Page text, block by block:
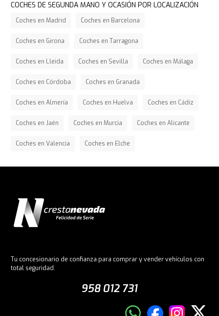
COCHES DE SEGUNDA MANO Y OCASIÓN POR LOCALIZACIÓN
Coches en Madrid Coches en Barcelona
Coches en Girona Coches en Tarragona
Coches en Lleida Coches en Sevilla Coches en Málaga
Coches en Córdoba Coches en Granada
Coches en Almería Coches en Huelva Coches en Cádiz
Coches en Jaén Coches en Murcia Coches en Alicante
Coches en Valencia Coches en Elche
Tu concesionario de confianza para comprar y vender vehículos con
total seguridad.
958 012 731